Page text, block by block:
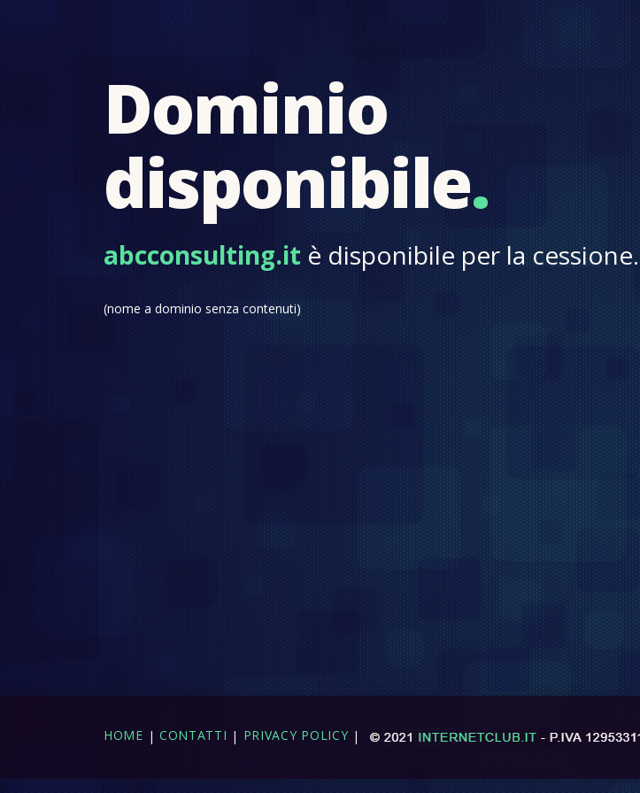
Dominio
disponibile.
abcconsulting.it è disponibile per la cessione.
(nome a dominio senza contenuti)
HOME | CONTATTI | PRIVACY POLICY |